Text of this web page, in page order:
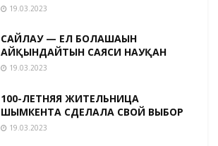
19.03.2023
САЙЛАУ — ЕЛ БОЛАШАҒЫН
АЙҚЫНДАЙТЫН САЯСИ НАУҚАН
19.03.2023
100-ЛЕТНЯЯ ЖИТЕЛЬНИЦА
ШЫМКЕНТА СДЕЛАЛА СВОЙ ВЫБОР
19.03.2023